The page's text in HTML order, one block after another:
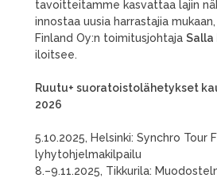
tavoitteitamme kasvattaa lajin
innostaa uusia harrastajia
Finland Oy:n toimitusjohtaja Salla
iloitsee.
Ruutu+ suoratoistolähetykset
2026
5.10.2025, Helsinki: Synchro Tour
lyhytohjelmakilpailu
8.–9.11.2025, Tikkurila: